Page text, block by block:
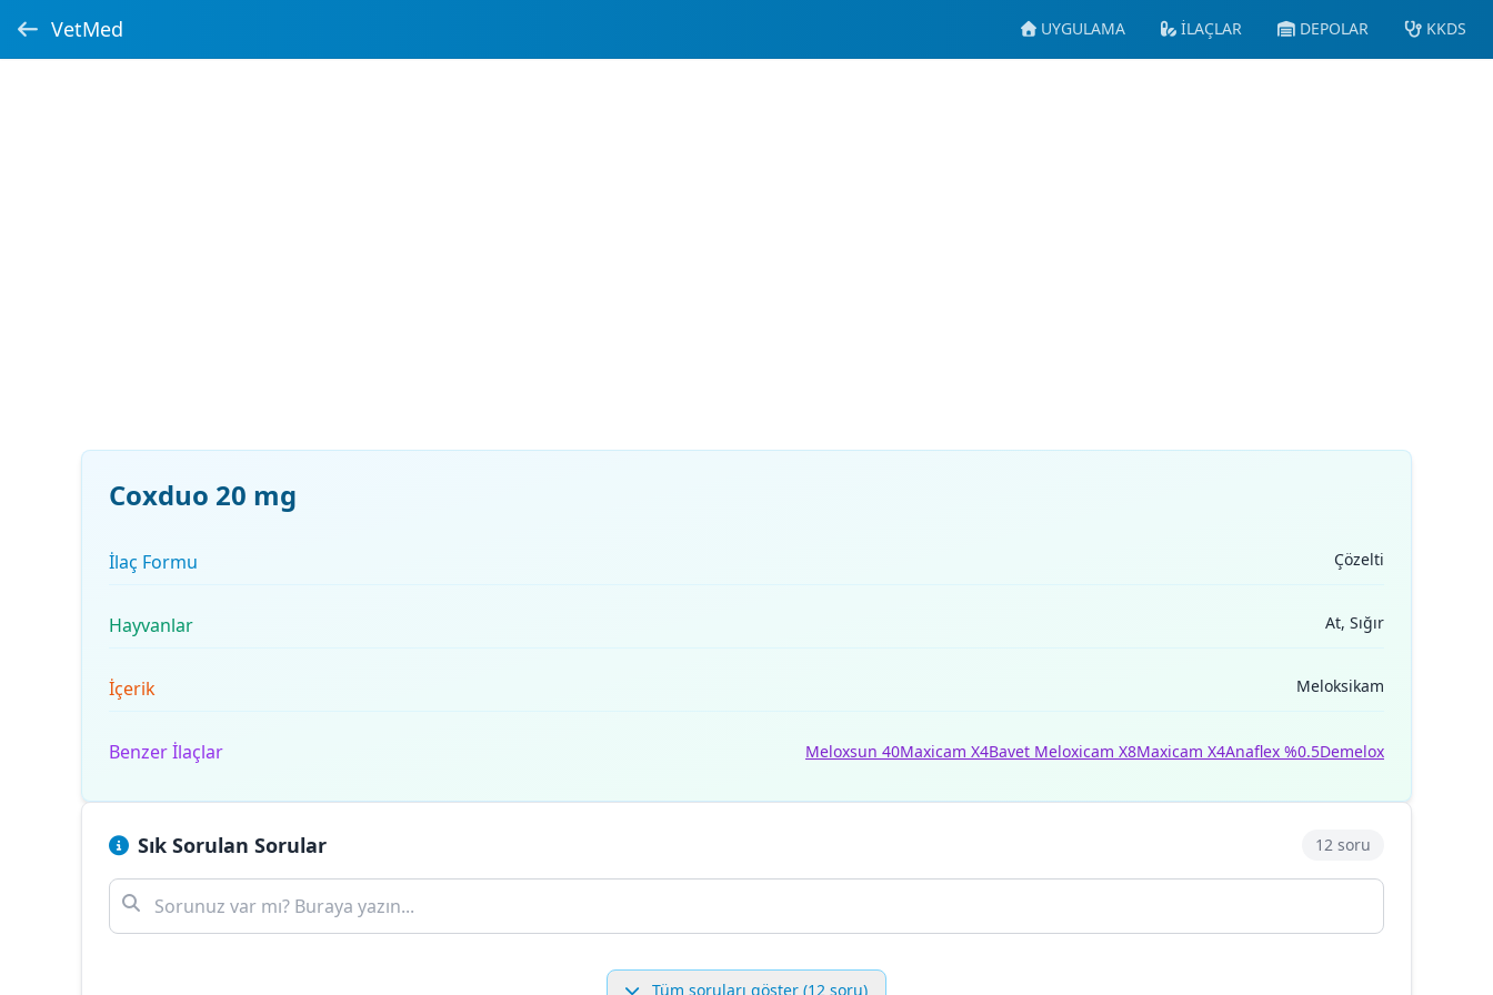
VetMed UYGULAMA İLAÇLAR DEPOLAR KKDS
Coxduo 20 mg
İlaç Formu Çözelti
Hayvanlar At, Sığır
İçerik Meloksikam
Benzer İlaçlar Meloxsun 40Maxicam X4Bavet Meloxicam X8Maxicam X4Anaflex %0.5Demelox
Sık Sorulan Sorular 12 soru
Tüm soruları göster (12 soru)